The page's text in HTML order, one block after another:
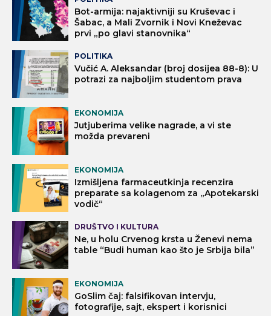
Bot-armija: najaktivniji su Kruševac i
Šabac, a Mali Zvornik i Novi Kneževac
prvi „po glavi stanovnika“
POLITIKA
Vučić A. Aleksandar (broj dosijea 88-8): U
potrazi za najboljim studentom prava
EKONOMIJA
Jutjuberima velike nagrade, a vi ste
možda prevareni
EKONOMIJA
Izmišljena farmaceutkinja recenzira
preparate sa kolagenom za „Apotekarski
vodič“
DRUŠTVO I KULTURA
Ne, u holu Crvenog krsta u Ženevi nema
table “Budi human kao što je Srbija bila”
EKONOMIJA
GoSlim čaj: falsifikovan intervju,
fotografije, sajt, ekspert i korisnici